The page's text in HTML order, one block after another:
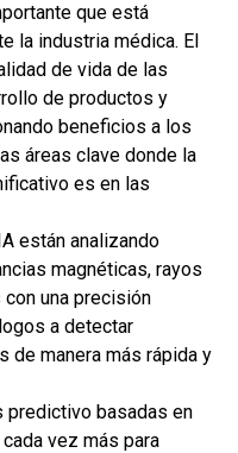
que está
la industria médica. El
de vida de las
de productos y
beneficios a los
áreas clave donde la
es en las
están analizando
magnéticas, rayos
una precisión
a detectar
de manera más rápida y
predictivo basadas en
vez más para